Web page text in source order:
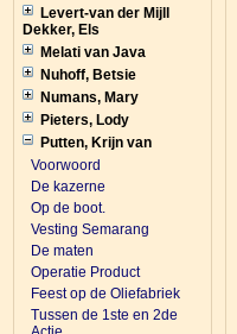
Levert-van der Mijll
Dekker, Els
Melati van Java
Nuhoff, Betsie
Numans, Mary
Pieters, Lody
Putten, Krijn van
Voorwoord
De kazerne
Op de boot.
Vesting Semarang
De maten
Operatie Product
Feest op de Oliefabriek
Tussen de 1ste en 2de